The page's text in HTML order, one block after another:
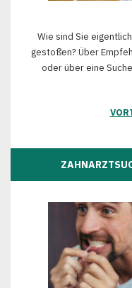
Wie sind Sie
gestoßen? Über
oder über eine